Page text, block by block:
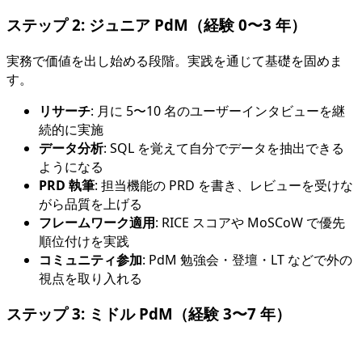
ステップ 2: ジュニア PdM（経験 0〜3 年）
実務で価値を出し始める段階。実践を通じて基礎を固めま
す。
リサーチ: 月に 5〜10 名のユーザーインタビューを継
続的に実施
データ分析: SQL を覚えて自分でデータを抽出できる
ようになる
PRD 執筆: 担当機能の PRD を書き、レビューを受けな
がら品質を上げる
フレームワーク適用: RICE スコアや MoSCoW で優先
順位付けを実践
コミュニティ参加: PdM 勉強会・登壇・LT などで外の
視点を取り入れる
ステップ 3: ミドル PdM（経験 3〜7 年）